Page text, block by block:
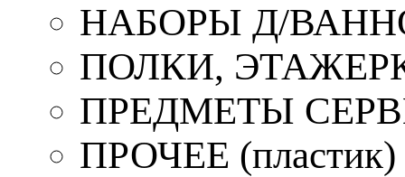
НАБОРЫ Д/
ПОЛКИ,
ПРЕДМЕТЫ
ПРОЧЕЕ (пластик)